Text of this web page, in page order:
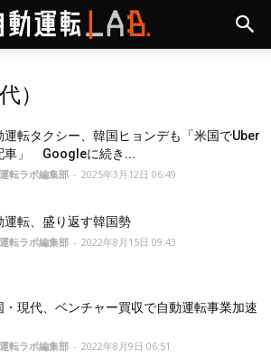
）
運転タクシー、韓国ヒョンデも「米国でUber
車」 Googleに続き...
転ラボ編集部 - 2025年3月12日 06:49
運転、盛り返す韓国勢
転ラボ編集部 - 2022年8月15日 09:43
・現代、ベンチャー買収で自動運転事業加速
転ラボ編集部 - 2022年8月9日 06:51